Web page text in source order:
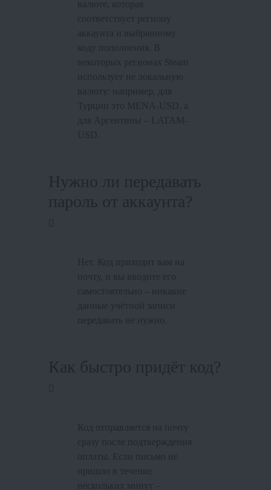
соответствует региону
аккаунта и выбранному
коду пополнения. В
некоторых регионах Steam
использует не локальную
валюту: например, для
Турции это MENA-USD, а
для Аргентины – LATAM-
USD.
Нужно ли передавать
пароль от аккаунта?
почту, и вы вводите его
данные учётной записи
передавать не нужно.
Как быстро придёт код?
Код отправляется на почту
сразу после подтверждения
нескольких минут –